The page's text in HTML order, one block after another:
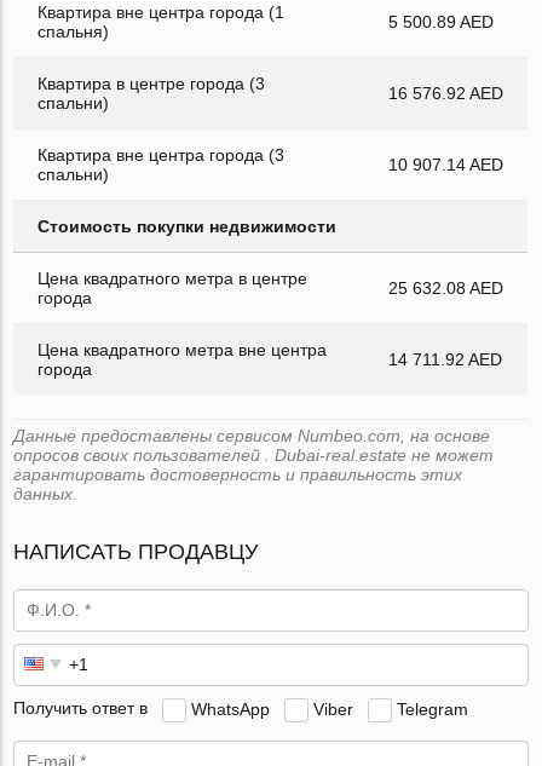
Квартира вне центра города (1
спальня)
5 500.89 AED
Квартира в центре города (3
спальни)
16 576.92 AED
Квартира вне центра города (3
спальни)
10 907.14 AED
Стоимость покупки недвижимости
Цена квадратного метра в центре
города
25 632.08 AED
Цена квадратного метра вне центра
города
14 711.92 AED
Данные предоставлены сервисом Numbeo.com, на основе
опросов своих пользователей . Dubai-real.estate не может
гарантировать достоверность и правильность этих
данных.
НАПИСАТЬ ПРОДАВЦУ
Получить ответ в WhatsApp Viber Telegram